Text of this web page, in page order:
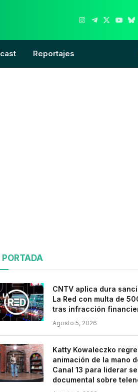
Instagram
Telegram
X
Reportajes
PORTADA
CNTV aplica dura
La Red con multa de
tras infracción
Agosto 5, 2026
Katty Kowaleczko
animación de la mano
Canal 13 para liderar
documental sobre